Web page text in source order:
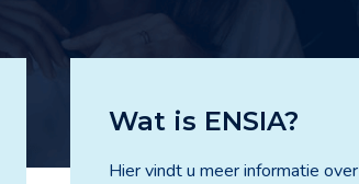
Wat is ENSIA?
Hier vindt u meer informatie over